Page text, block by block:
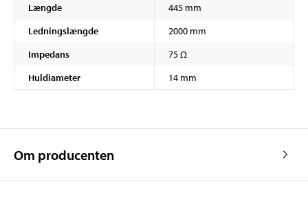
Længde
445 mm
Ledningslængde
2000 mm
Impedans
75 Ω
Huldiameter
14 mm
Om producenten